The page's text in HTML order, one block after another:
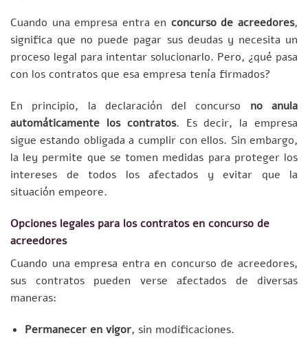
Cuando una empresa entra en concurso de acreedores,
significa que no puede pagar sus deudas y necesita un
proceso legal para intentar solucionarlo. Pero, ¿qué pasa
con los contratos que esa empresa tenía firmados?
En principio, la declaración del concurso no anula
automáticamente los contratos. Es decir, la empresa
sigue estando obligada a cumplir con ellos. Sin embargo,
la ley permite que se tomen medidas para proteger los
intereses de todos los afectados y evitar que la
situación empeore.
Opciones legales para los contratos en concurso de
acreedores
Cuando una empresa entra en concurso de acreedores,
sus contratos pueden verse afectados de diversas
maneras:
Permanecer en vigor, sin modificaciones.